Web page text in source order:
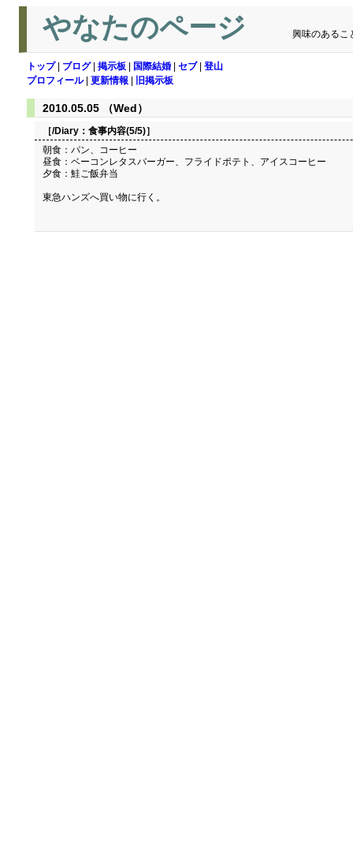
やなたのページ 興味のあるこ
トップ| ブログ| 掲示板 国際結婚 セブ| 登山
プロフィール| 更新情報 旧掲示板
2010.05.05 （Wed）
［/Diary： 食事内容(5/5)］
朝食：パン、コーヒー
昼食：ベーコンレタスバーガー、フライドポテト、アイスコーヒー
夕食：鮭ご飯弁当
東急ハンズへ買い物に行く。